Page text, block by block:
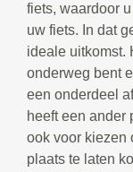
fiets, waardoor
uw fiets. In dat
ideale uitkomst.
onderweg bent
een onderdeel
heeft een ander
ook voor kiezen
plaats te laten